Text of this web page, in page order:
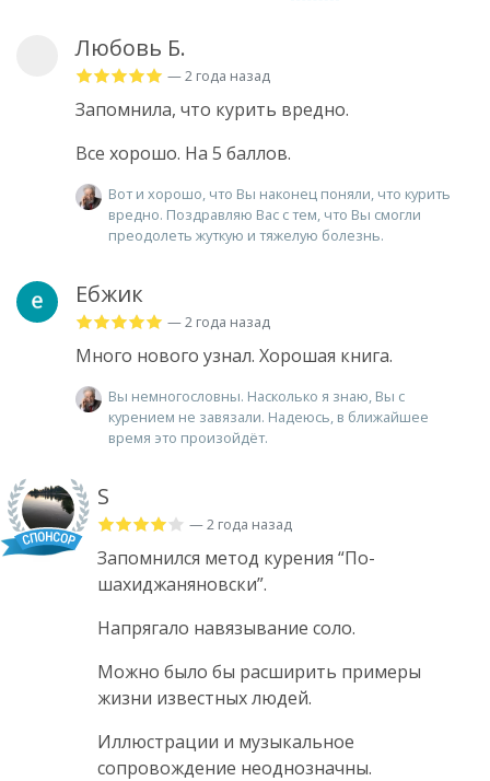
Любовь Б.
— 2 года назад
Запомнила, что курить вредно.
Все хорошо. На 5 баллов.
Вот и хорошо, что Вы наконец поняли, что курить
вредно. Поздравляю Вас с тем, что Вы смогли
преодолеть жуткую и тяжелую болезнь.
Ебжик
— 2 года назад
Много нового узнал. Хорошая книга.
Вы немногословны. Насколько я знаю, Вы с
курением не завязали. Надеюсь, в ближайшее
время это произойдёт.
S
— 2 года назад
Запомнился метод курения “По-
шахиджаняновски”.
Напрягало навязывание соло.
Можно было бы расширить примеры
жизни известных людей.
Иллюстрации и музыкальное
сопровождение неоднозначны.